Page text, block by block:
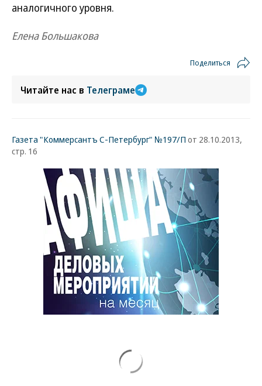
аналогичного уровня.
Елена Большакова
Поделиться
Читайте нас в Телеграме
Газета "Коммерсантъ С-Петербург" №197/П от 28.10.2013,
стр. 16